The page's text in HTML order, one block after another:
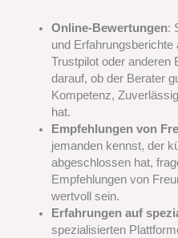
Online-Bewertungen:
und Erfahrungsberichte
Trustpilot oder anderen
darauf, ob der Berater
Kompetenz,
hat.
Empfehlungen von
jemanden kennst, der
abgeschlossen hat,
Empfehlungen von
wertvoll sein.
Erfahrungen auf
spezialisierten